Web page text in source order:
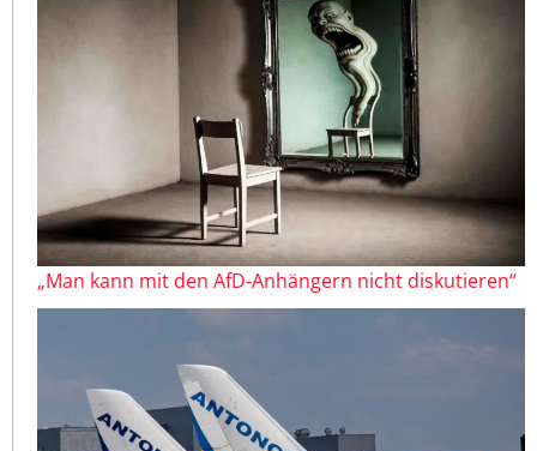
„Man kann mit den AfD-Anhängern nicht diskutieren“